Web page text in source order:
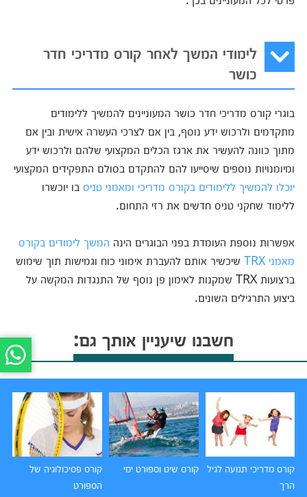
לימודי המשך לאחר קורס מדריכי חדר
כושר
בוגרי קורס מדריכי חדר כושר המעוניינים להמשיך ללימודים
מתקדמים ולרכוש ידע נוסף, בין אם לצרכי העשרה אישית ובין אם
מתוך כוונה להעשיר את ארגז הכלים המקצועי שלהם ולרכוש ידע
ומיומנויות נוספים שיסייעו להם להתקדם בסולם התפקידים המקצועי
יוכלו להמשיך ללימודים בקורס מדריכי ומאמני טניס בו יוכשרו
ללימוד שחקני טניס חדשים את רזי התחום.
אפשרות נוספת העומדת בפני הבוגרים הינה המשך לימודים בקורס
מאמני TRX
שיכשיר אותם להעברת אימוני כוח וגמישות תוך שימוש
ברצועות TRX שמקנות לאימון פן נוסף של התנגדות המקשה על
ביצוע התרגילים השונים.
חשבנו שיעניין אותך גם:
קורס מדריכי תנועה לגיל
הרך
קורס שיט וספורט ימי
קורס פסיכולוגיה של
הספורט